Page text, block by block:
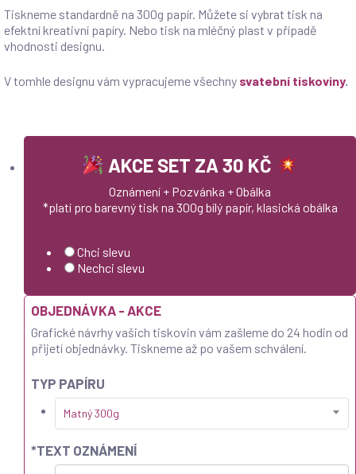
Tiskneme standardně na 300g papír. Můžete si vybrat tisk na
efektní kreativní papíry. Nebo tisk na mléčný plast v případě
vhodnosti designu.
V tomhle designu vám vypracujeme všechny svatební tiskoviny.
AKCE SET ZA 30 KČ
Oznámení + Pozvánka + Obálka
*platí pro barevný tisk na 300g bílý papír, klasická obálka
Chci slevu
Nechci slevu
OBJEDNÁVKA - AKCE
Grafické návrhy vašich tiskovin vám zašleme do 24 hodin od
přijetí objednávky. Tiskneme až po vašem schválení.
TYP PAPÍRU
Matný 300g
*TEXT OZNÁMENÍ